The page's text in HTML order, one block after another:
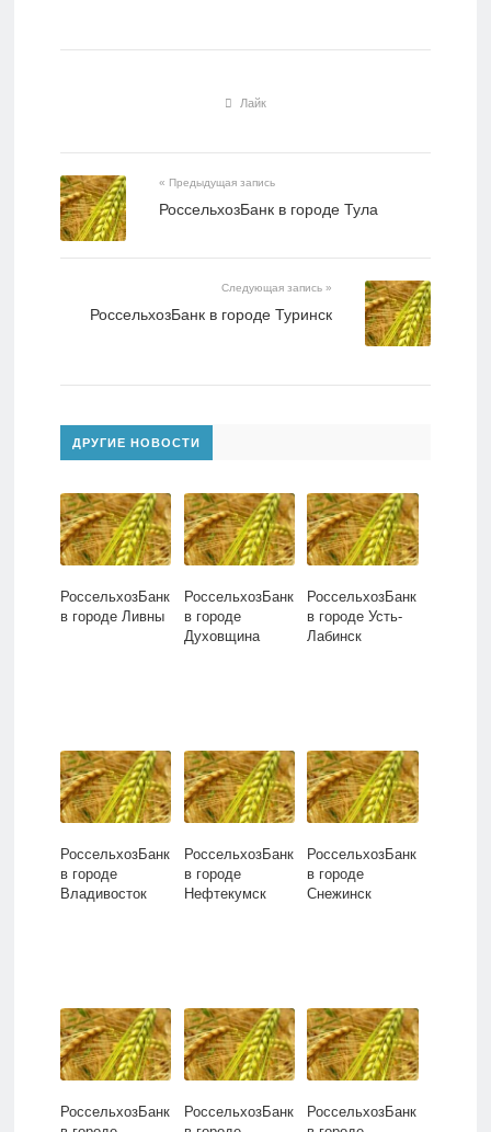
Лайк
« Предыдущая запись
РоссельхозБанк в городе Тула
Следующая запись »
РоссельхозБанк в городе Туринск
ДРУГИЕ НОВОСТИ
РоссельхозБанк
в городе Ливны
РоссельхозБанк
в городе
Духовщина
РоссельхозБанк
в городе Усть-
Лабинск
РоссельхозБанк
в городе
Владивосток
РоссельхозБанк
в городе
Нефтекумск
РоссельхозБанк
в городе
Снежинск
РоссельхозБанк
РоссельхозБанк
РоссельхозБанк